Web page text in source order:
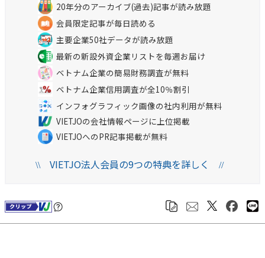
20年分のアーカイブ(過去)記事が読み放題
会員限定記事が毎日読める
主要企業50社データが読み放題
最新の新設外資企業リストを毎週お届け
ベトナム企業の簡易財務調査が無料
ベトナム企業信用調査が全10％割引
インフォグラフィック画像の社内利用が無料
VIETJOの会社情報ページに上位掲載
VIETJOへのPR記事掲載が無料
\\VIETJO法人会員の9つの特典を詳しく //